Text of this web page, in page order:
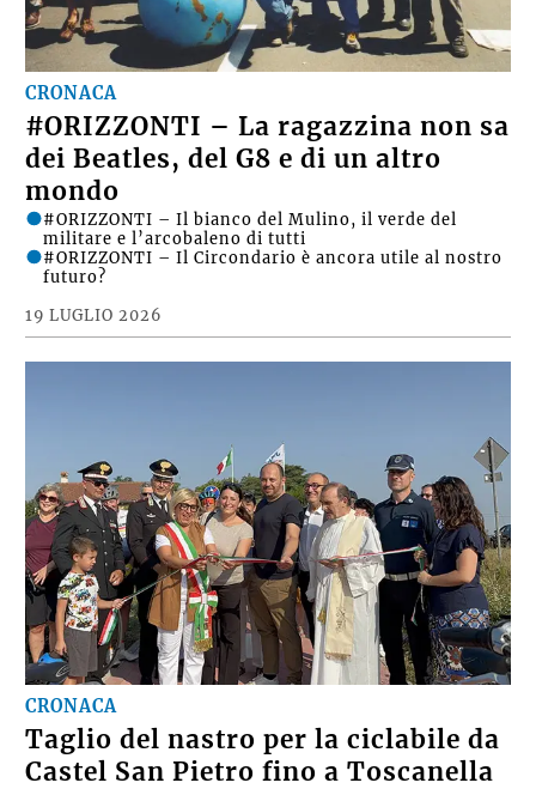
CRONACA
#ORIZZONTI – La ragazzina non sa
dei Beatles, del G8 e di un altro
mondo
19 LUGLIO 2026
#ORIZZONTI – Il bianco del Mulino, il verde del
militare e l’arcobaleno di tutti
#ORIZZONTI – Il Circondario è ancora utile al nostro
futuro?
CRONACA
Taglio del nastro per la ciclabile da
Castel San Pietro fino a Toscanella